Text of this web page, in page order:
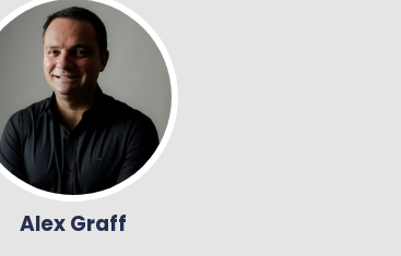
Alex Graff